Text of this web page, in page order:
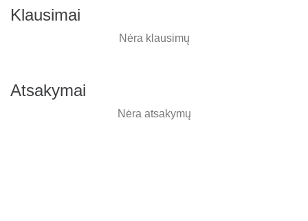
Klausimai
Nėra klausimų
Atsakymai
Nėra atsakymų